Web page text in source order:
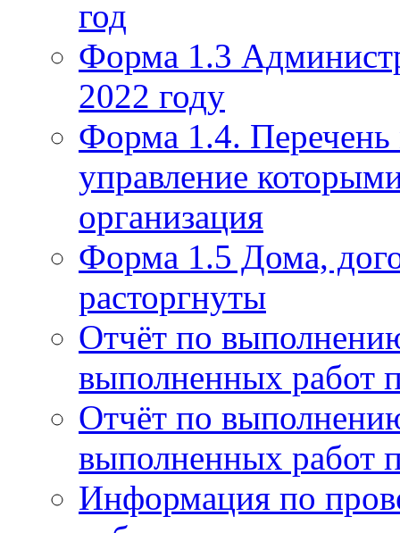
год
Форма 1.3
2022 году
Форма 1.4.
управление
организация
Форма 1.5 Дома,
расторгнуты
Отчёт по
выполненных работ
Отчёт по
выполненных работ
Информация по